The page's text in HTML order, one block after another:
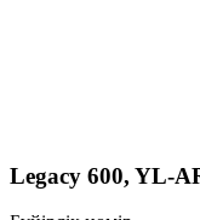
Legacy 600, YL-